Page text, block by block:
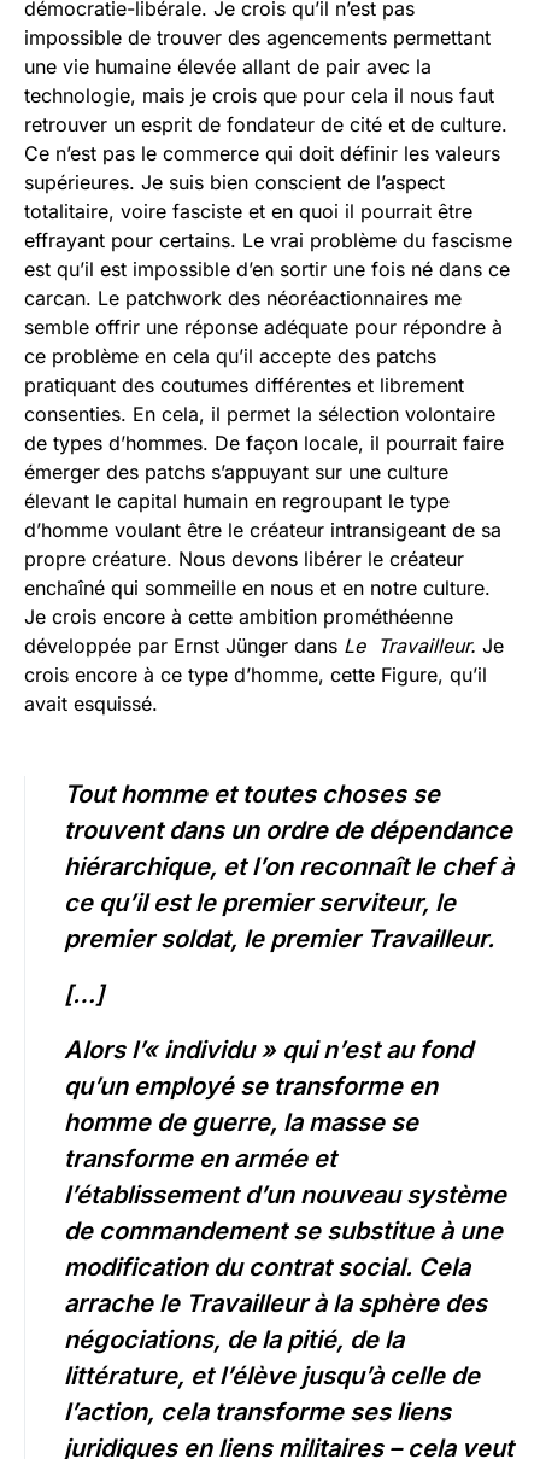
démocratie-libérale. Je crois qu’il n’est pas
impossible de trouver des agencements permettant
une vie humaine élevée allant de pair avec la
technologie, mais je crois que pour cela il nous faut
retrouver un esprit de fondateur de cité et de culture.
Ce n’est pas le commerce qui doit définir les valeurs
supérieures. Je suis bien conscient de l’aspect
totalitaire, voire fasciste et en quoi il pourrait être
effrayant pour certains. Le vrai problème du fascisme
est qu’il est impossible d’en sortir une fois né dans ce
carcan. Le patchwork des néoréactionnaires me
semble offrir une réponse adéquate pour répondre à
ce problème en cela qu’il accepte des patchs
pratiquant des coutumes différentes et librement
consenties. En cela, il permet la sélection volontaire
de types d’hommes. De façon locale, il pourrait faire
émerger des patchs s’appuyant sur une culture
élevant le capital humain en regroupant le type
d’homme voulant être le créateur intransigeant de sa
propre créature. Nous devons libérer le créateur
enchaîné qui sommeille en nous et en notre culture.
Je crois encore à cette ambition prométhéenne
développée par Ernst Jünger dans Le Travailleur. Je
crois encore à ce type d’homme, cette Figure, qu’il
avait esquissé.
Tout homme et toutes choses se
trouvent dans un ordre de dépendance
hiérarchique, et l’on reconnaît le chef à
ce qu’il est le premier serviteur, le
premier soldat, le premier Travailleur.
[…]
Alors l’« individu » qui n’est au fond
qu’un employé se transforme en
homme de guerre, la masse se
transforme en armée et
l’établissement d’un nouveau système
de commandement se substitue à une
modification du contrat social. Cela
arrache le Travailleur à la sphère des
négociations, de la pitié, de la
littérature, et l’élève jusqu’à celle de
l’action, cela transforme ses liens
juridiques en liens militaires – cela veut